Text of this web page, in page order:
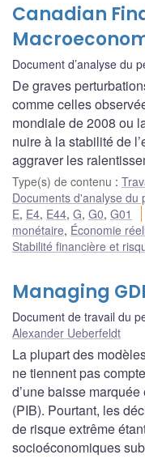
Canadian
Document d’analyse du
De graves
comme celles
mondiale de 2008 ou
nuire à la stabilité de
aggraver les
Type(s) de contenu :
Documents d'analyse du
E, E4, E44, G, G0, G01
monétaire, Économie
Stabilité financière et
Managing
Document de travail du
Alexander Ueberfeldt
La plupart des
ne tiennent pas
d’une baisse
(PIB). Pourtant, les
de risque extrême
socioéconomiques